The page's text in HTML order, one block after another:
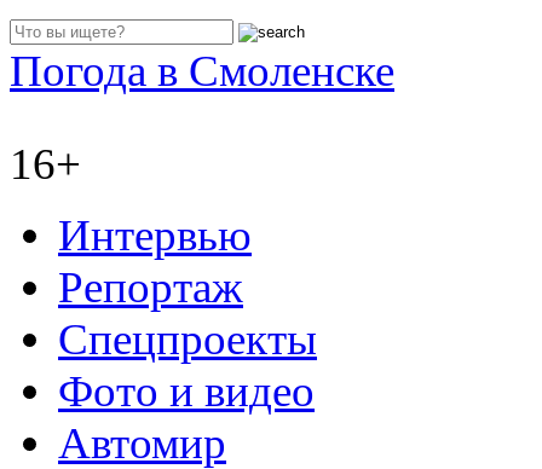
Погода в Смоленске
16+
Интервью
Репортаж
Спецпроекты
Фото и видео
Автомир